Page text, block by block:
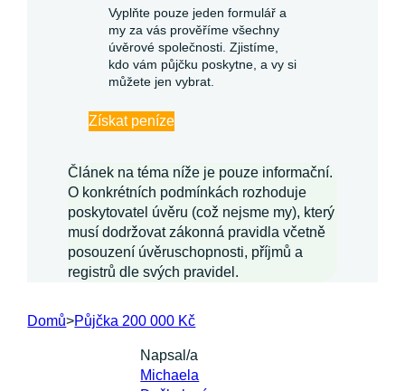
Vyplňte pouze jeden formulář a
my za vás prověříme všechny
úvěrové společnosti. Zjistíme,
kdo vám půjčku poskytne, a vy si
můžete jen vybrat.
Získat peníze
Článek na téma níže je pouze informační.
O konkrétních podmínkách rozhoduje
poskytovatel úvěru (což nejsme my), který
musí dodržovat zákonná pravidla včetně
posouzení úvěruschopnosti, příjmů a
registrů dle svých pravidel.
Domů>Půjčka 200 000 Kč
Napsal/a
Michaela